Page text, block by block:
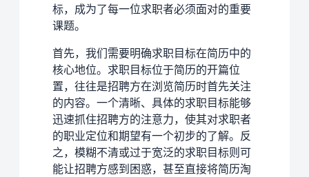
标，成为了每一位求职者必须面对的重要
课题。
首先，我们需要明确求职目标在简历中的
核心地位。求职目标位于简历的开篇位
置，往往是招聘方在浏览简历时首先关注
的内容。一个清晰、具体的求职目标能够
迅速抓住招聘方的注意力，使其对求职者
的职业定位和期望有一个初步的了解。反
之，模糊不清或过于宽泛的求职目标则可
能让招聘方感到困惑，甚至直接将简历淘